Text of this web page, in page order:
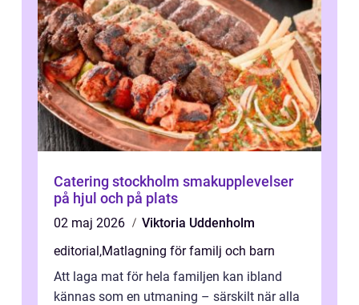
Catering stockholm smakupplevelser
på hjul och på plats
02 maj 2026
Viktoria Uddenholm
editorial,Matlagning för familj och barn
Att laga mat för hela familjen kan ibland
kännas som en utmaning – särskilt när alla